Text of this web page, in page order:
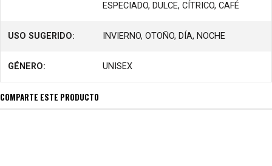
ESPECIADO, DULCE, CÍTRICO, CAFÉ
USO SUGERIDO: INVIERNO, OTOÑO, DÍA, NOCHE
GÉNERO: UNISEX
COMPARTE ESTE PRODUCTO